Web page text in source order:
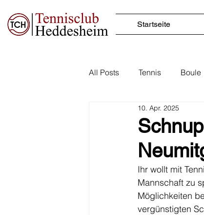
Startseite
All Posts Tennis Boule
10. Apr. 2025
Ihr wollt mit
Mannschaft zu
Möglichkeiten
vergünstigten